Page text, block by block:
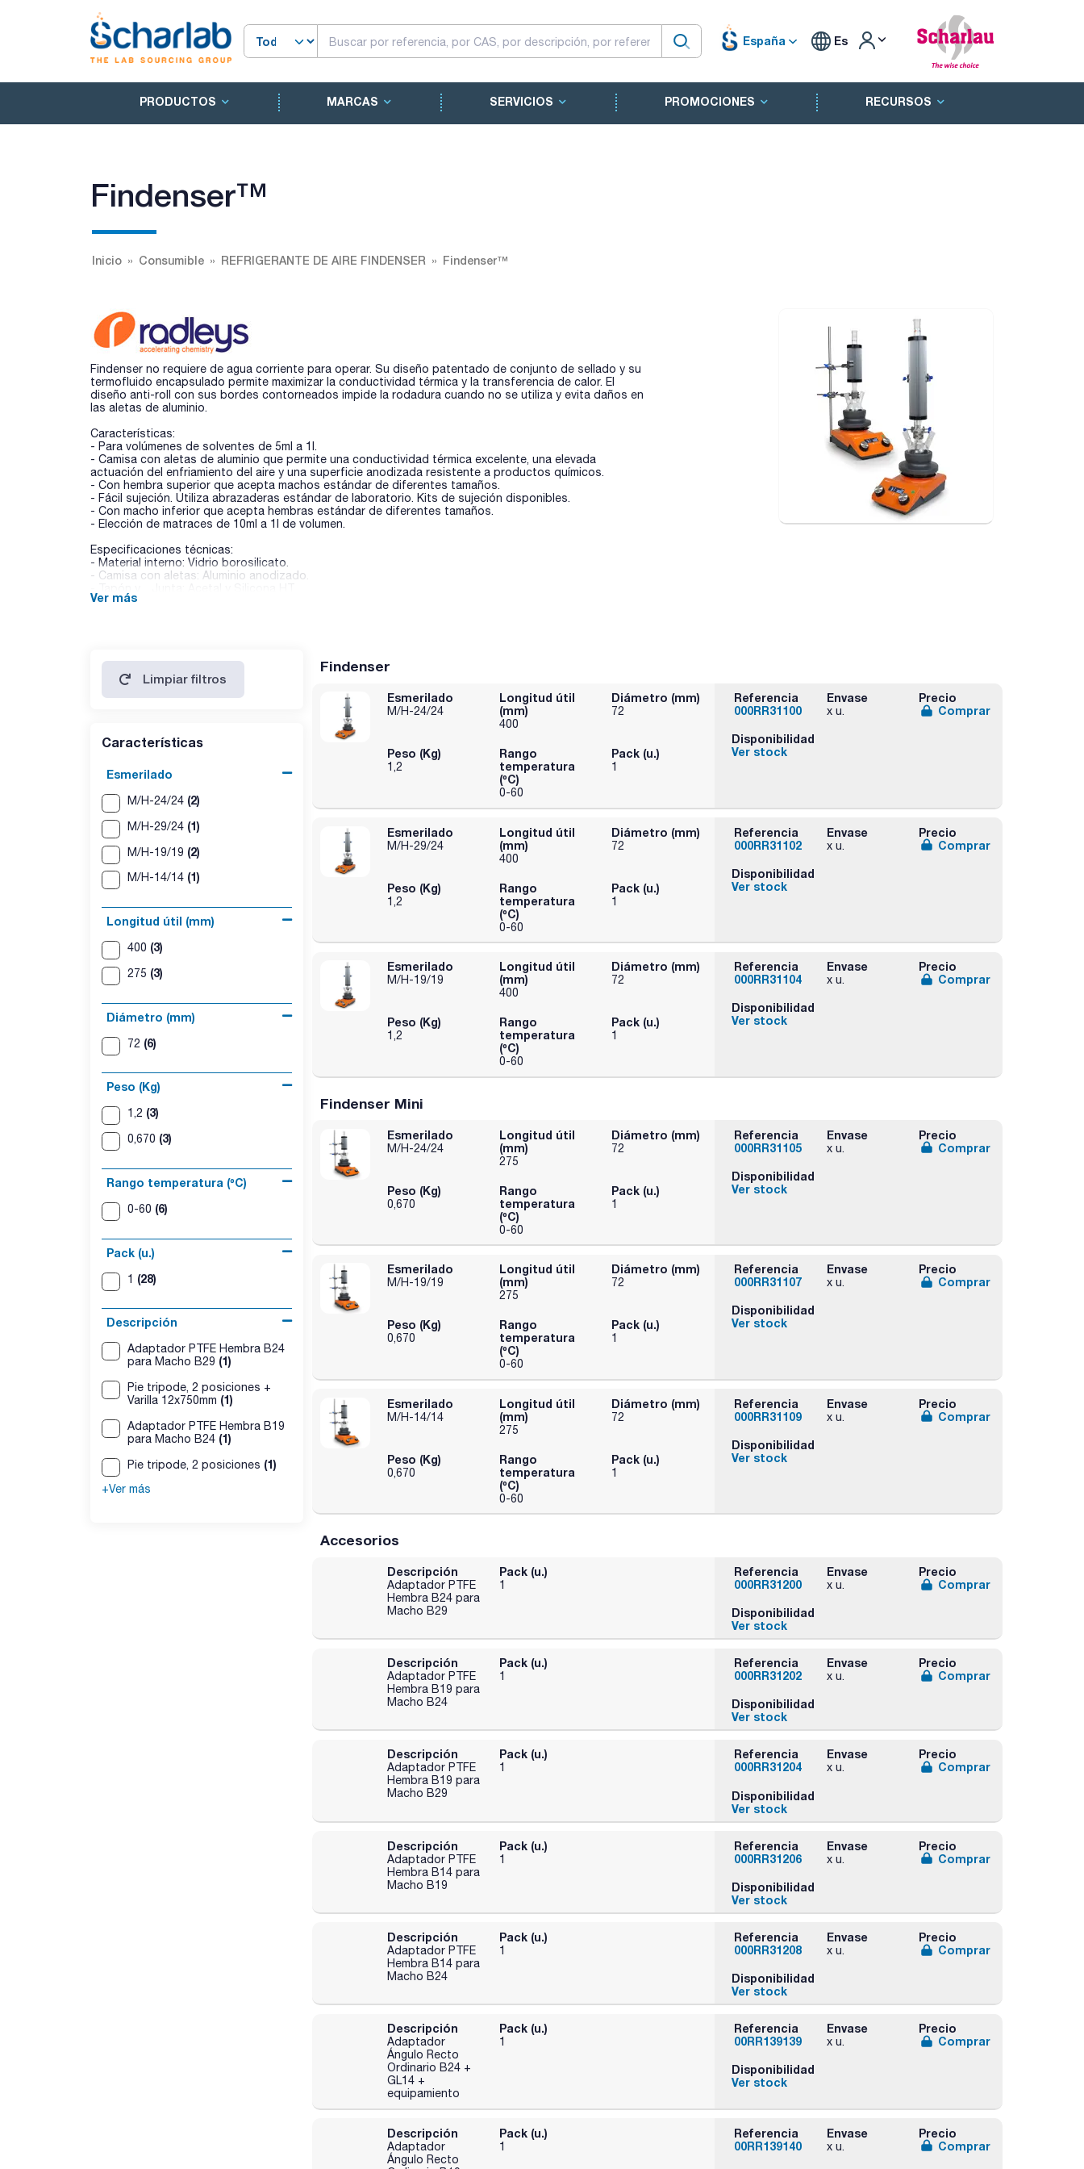
España Es
PRODUCTOS MARCAS SERVICIOS PROMOCIONES RECURSOS
Findenser™
Inicio Consumible REFRIGERANTE DE AIRE FINDENSER Findenser™
Findenser no requiere de agua corriente para operar. Su diseño patentado de conjunto de sellado y su
termofluido encapsulado permite maximizar la conductividad térmica y la transferencia de calor. El
diseño anti-roll con sus bordes contorneados impide la rodadura cuando no se utiliza y evita daños en
las aletas de aluminio.
Características:
- Para volúmenes de solventes de 5ml a 1l.
- Camisa con aletas de aluminio que permite una conductividad térmica excelente, una elevada
actuación del enfriamiento del aire y una superficie anodizada resistente a productos químicos.
- Con hembra superior que acepta machos estándar de diferentes tamaños.
- Fácil sujeción. Utiliza abrazaderas estándar de laboratorio. Kits de sujeción disponibles.
- Con macho inferior que acepta hembras estándar de diferentes tamaños.
- Elección de matraces de 10ml a 1l de volumen.
Especificaciones técnicas:
- Material interno: Vidrio borosilicato.
- Camisa con aletas: Aluminio anodizado.
- Termofluido: Agua.
Ver más
Limpiar filtros
Características
Esmerilado
M/H-24/24 (2)
M/H-29/24 (1)
M/H-19/19 (2)
M/H-14/14 (1)
Longitud útil (mm)
400 (3)
275 (3)
Diámetro (mm)
72 (6)
Peso (Kg)
1,2 (3)
0,670 (3)
Rango temperatura (ºC)
0-60 (6)
Pack (u.)
1 (28)
Descripción
Adaptador PTFE Hembra B24
para Macho B29 (1)
Pie tripode, 2 posiciones +
Varilla 12x750mm (1)
Adaptador PTFE Hembra B19
para Macho B24 (1)
Pie tripode, 2 posiciones (1)
+Ver más
Findenser
Esmerilado
M/H-24/24
Longitud útil
(mm)
400
Diámetro (mm)
72
Peso (Kg)
1,2
Rango
temperatura
(ºC)
0-60
Pack (u.)
1
Referencia
000RR31100
Envase
x u.
Precio
Comprar
Disponibilidad
Ver stock
Esmerilado
M/H-29/24
Longitud útil
(mm)
400
Diámetro (mm)
72
Peso (Kg)
1,2
Rango
temperatura
(ºC)
0-60
Pack (u.)
1
Referencia
000RR31102
Envase
x u.
Precio
Comprar
Disponibilidad
Ver stock
Esmerilado
M/H-19/19
Longitud útil
(mm)
400
Diámetro (mm)
72
Peso (Kg)
1,2
Rango
temperatura
(ºC)
0-60
Pack (u.)
1
Referencia
000RR31104
Envase
x u.
Precio
Comprar
Disponibilidad
Ver stock
Findenser Mini
Esmerilado
M/H-24/24
Longitud útil
(mm)
275
Diámetro (mm)
72
Peso (Kg)
0,670
Rango
temperatura
(ºC)
0-60
Pack (u.)
1
Referencia
000RR31105
Envase
x u.
Precio
Comprar
Disponibilidad
Ver stock
Esmerilado
M/H-19/19
Longitud útil
(mm)
275
Diámetro (mm)
72
Peso (Kg)
0,670
Rango
temperatura
(ºC)
0-60
Pack (u.)
1
Referencia
000RR31107
Envase
x u.
Precio
Comprar
Disponibilidad
Ver stock
Esmerilado
M/H-14/14
Longitud útil
(mm)
275
Diámetro (mm)
72
Peso (Kg)
0,670
Rango
temperatura
(ºC)
0-60
Pack (u.)
1
Referencia
000RR31109
Envase
x u.
Precio
Comprar
Disponibilidad
Ver stock
Accesorios
Descripción
Adaptador PTFE
Hembra B24 para
Macho B29
Pack (u.)
1
Referencia
000RR31200
Envase
x u.
Precio
Comprar
Disponibilidad
Ver stock
Descripción
Adaptador PTFE
Hembra B19 para
Macho B24
Pack (u.)
1
Referencia
000RR31202
Envase
x u.
Precio
Comprar
Disponibilidad
Ver stock
Descripción
Adaptador PTFE
Hembra B19 para
Macho B29
Pack (u.)
1
Referencia
000RR31204
Envase
x u.
Precio
Comprar
Disponibilidad
Ver stock
Descripción
Adaptador PTFE
Hembra B14 para
Macho B19
Pack (u.)
1
Referencia
000RR31206
Envase
x u.
Precio
Comprar
Disponibilidad
Ver stock
Descripción
Adaptador PTFE
Hembra B14 para
Macho B24
Pack (u.)
1
Referencia
000RR31208
Envase
x u.
Precio
Comprar
Disponibilidad
Ver stock
Descripción
Adaptador
Ángulo Recto
Ordinario B24 +
GL14 +
equipamiento
Pack (u.)
1
Referencia
00RR139139
Envase
x u.
Precio
Comprar
Disponibilidad
Ver stock
Descripción
Adaptador
Ángulo Recto
Pack (u.)
1
Referencia
00RR139140
Envase
x u.
Precio
Comprar